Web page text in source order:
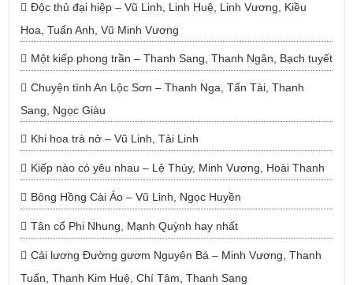
Độc thủ đại hiệp – Vũ Linh, Linh Huệ, Linh Vương, Kiều
Hoa, Tuấn Anh, Vũ Minh Vương
Một kiếp phong trần – Thanh Sang, Thanh Ngân, Bạch tuyết
Chuyện tình An Lộc Sơn – Thanh Nga, Tấn Tài, Thanh
Sang, Ngọc Giàu
Khi hoa trà nở – Vũ Linh, Tài Linh
Kiếp nào có yêu nhau – Lệ Thủy, Minh Vương, Hoài Thanh
Bông Hồng Cài Áo – Vũ Linh, Ngọc Huyền
Tân cổ Phi Nhung, Mạnh Quỳnh hay nhất
Cải lương Đường gươm Nguyên Bá – Minh Vương, Thanh
Tuấn, Thanh Kim Huệ, Chí Tâm, Thanh Sang